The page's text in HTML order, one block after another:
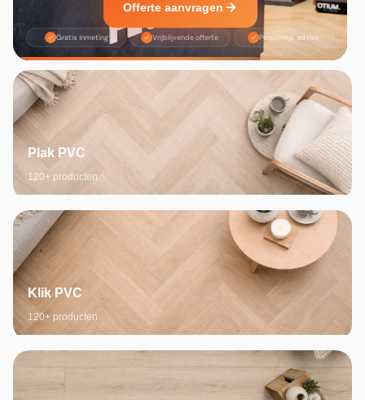
Offerte aanvragen
Gratis inmeting Vrijblijvende offerte Persoonlijk advies
Plak PVC
120+ producten
Klik PVC
120+ producten